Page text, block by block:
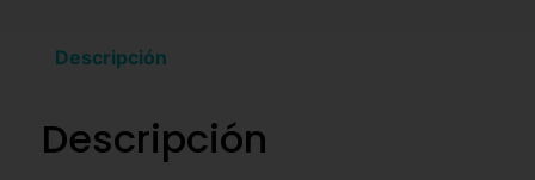
Descripción
Descripción